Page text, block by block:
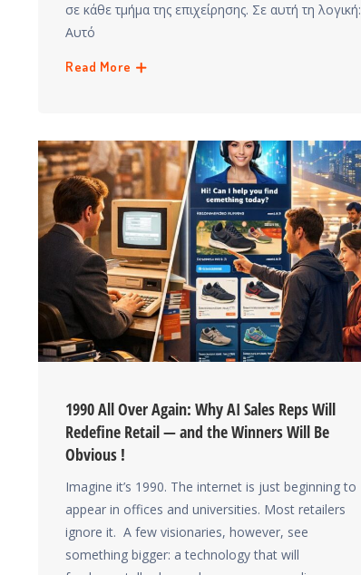
σε κάθε τμήμα της επιχείρησης. Σε αυτή τη λογική:
Αυτό
Read More
1990 All Over Again: Why AI Sales Reps Will
Redefine Retail — and the Winners Will Be
Obvious !
Imagine it’s 1990. The internet is just beginning to
appear in offices and universities. Most retailers
ignore it. A few visionaries, however, see
something bigger: a technology that will